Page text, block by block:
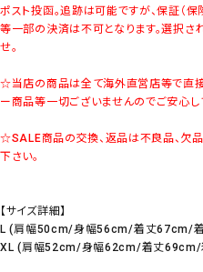
ポスト投函。追跡は可能ですが、保証（
等一部の決済は不可となります。選択さ
せ。
☆当店の商品は全て海外直営店等で直接
ー商品等一切ございませんのでご安心し
☆SALE商品の交換、返品は不良品、欠
下さい。
【サイズ詳細】
L (肩幅50cm/身幅56cm/着丈67cm/
XL (肩幅52cm/身幅62cm/着丈